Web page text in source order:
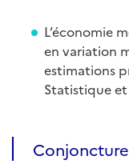
L’économie
en variation
estimations
Statistique et